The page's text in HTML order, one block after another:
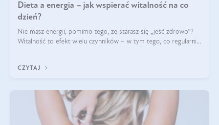
Dieta a energia – jak wspierać witalność na co
dzień?
Nie masz energii, pomimo tego, że starasz się „jeść zdrowo”?
Witalność to efekt wielu czynników – w tym tego, co regularnie
CZYTAJ